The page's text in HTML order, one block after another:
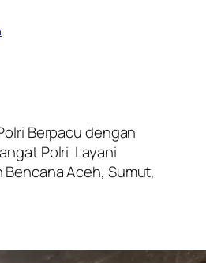
Berpacu dengan
Polri Layani
Aceh, Sumut,